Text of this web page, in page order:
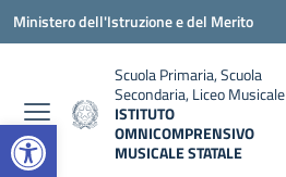
Open toolbar
Vai ai contenuti
Vai al menu di navigazione
Vai al footer
Ministero dell'Istruzione e del Merito
Scuola Primaria, Scuola
Secondaria, Liceo Musicale
ISTITUTO
OMNICOMPRENSIVO
MUSICALE STATALE